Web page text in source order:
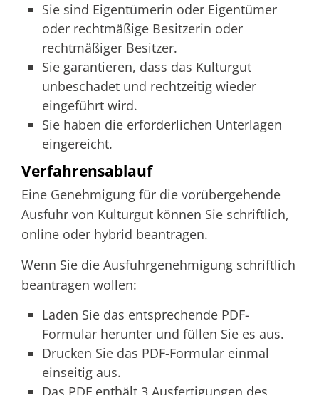
Sie sind Eigentümerin oder Eigentümer
oder rechtmäßige Besitzerin oder
rechtmäßiger Besitzer.
Sie garantieren, dass das Kulturgut
unbeschadet und rechtzeitig wieder
eingeführt wird.
Sie haben die erforderlichen Unterlagen
eingereicht.
Verfahrensablauf
Eine Genehmigung für die vorübergehende
Ausfuhr von Kulturgut können Sie schriftlich,
online oder hybrid beantragen.
Wenn Sie die Ausfuhrgenehmigung schriftlich
beantragen wollen:
Laden Sie das entsprechende PDF-
Formular herunter und füllen Sie es aus.
Drucken Sie das PDF-Formular einmal
einseitig aus.
Das PDF enthält 3 Ausfertigungen des